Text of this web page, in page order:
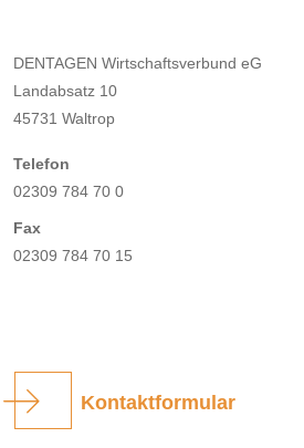
DENTAGEN Wirtschaftsverbund eG
Landabsatz 10
45731 Waltrop
Telefon
02309 784 70 0
Fax
02309 784 70 15
Kontaktformular